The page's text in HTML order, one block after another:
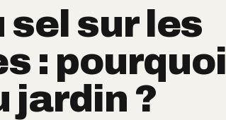
sur les
: pourquoi
jardin ?